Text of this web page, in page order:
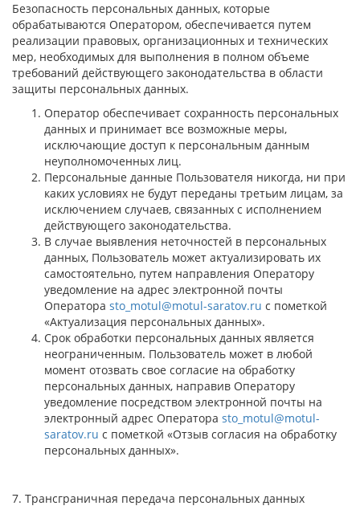
Безопасность персональных данных, которые
обрабатываются Оператором, обеспечивается путем
реализации правовых, организационных и технических
мер, необходимых для выполнения в полном объеме
требований действующего законодательства в области
защиты персональных данных.
Оператор обеспечивает сохранность персональных
данных и принимает все возможные меры,
исключающие доступ к персональным данным
неуполномоченных лиц.
Персональные данные Пользователя никогда, ни при
каких условиях не будут переданы третьим лицам, за
исключением случаев, связанных с исполнением
действующего законодательства.
В случае выявления неточностей в персональных
данных, Пользователь может актуализировать их
самостоятельно, путем направления Оператору
уведомление на адрес электронной почты
Оператора sto_motul@motul-saratov.ru с пометкой
«Актуализация персональных данных».
Срок обработки персональных данных является
неограниченным. Пользователь может в любой
момент отозвать свое согласие на обработку
персональных данных, направив Оператору
уведомление посредством электронной почты на
электронный адрес Оператора sto_motul@motul-
saratov.ru с пометкой «Отзыв согласия на обработку
персональных данных».
7. Трансграничная передача персональных данных